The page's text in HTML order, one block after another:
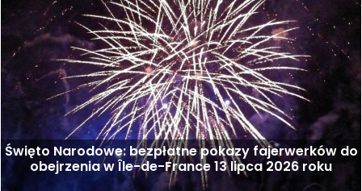
Święto Narodowe: bezpłatne pokazy fajerwerków do
obejrzenia w Île-de-France 13 lipca 2026 roku